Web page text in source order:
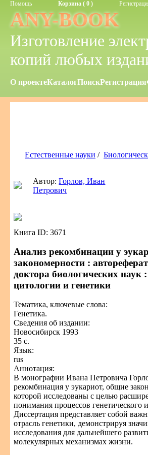
Помощь Корзина ( 0 )
ANY-BOOK
Изготовление
копий любых
О проектеКаталогПоискРегистрация
Естественные науки /
Автор:Горлов, Иван
Петрович
Книга ID: 3671
Анализ рекомбинации у
закономерности :
доктора биологических наук
цитологии и генетики
Тематика, ключевые слова:
Генетика.
Сведения об издании:
Новосибирск 1993
35 с.
Язык:
rus
Аннотация:
В монографии Ивана Петровича
рекомбинация у эукариот, общие
которой исследованы с целью
понимания процессов генетического
Диссертация представляет собой
отрасль генетики, демонстрируя
исследования для дальнейшего
молекулярных механизмах жизни.